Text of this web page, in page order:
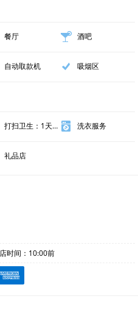
餐厅 酒吧
自动取款机 吸烟区
打扫卫生：1天1扫 洗衣服务
礼品店
时间：10:00前